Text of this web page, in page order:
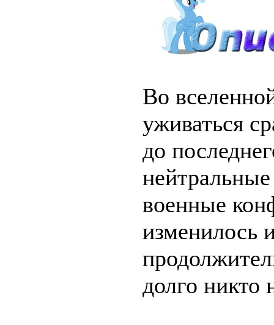
Во
уживаться
до
военные
изменилось
долго никто